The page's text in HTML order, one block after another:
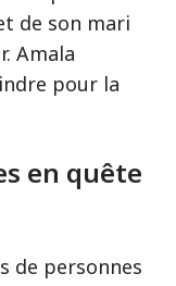
de son mari
Amala
pour la
en quête
de personnes